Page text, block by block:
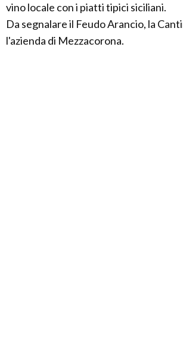
vino locale con i piatti tipici siciliani.
Da segnalare il Feudo Arancio, la
l'azienda di Mezzacorona.